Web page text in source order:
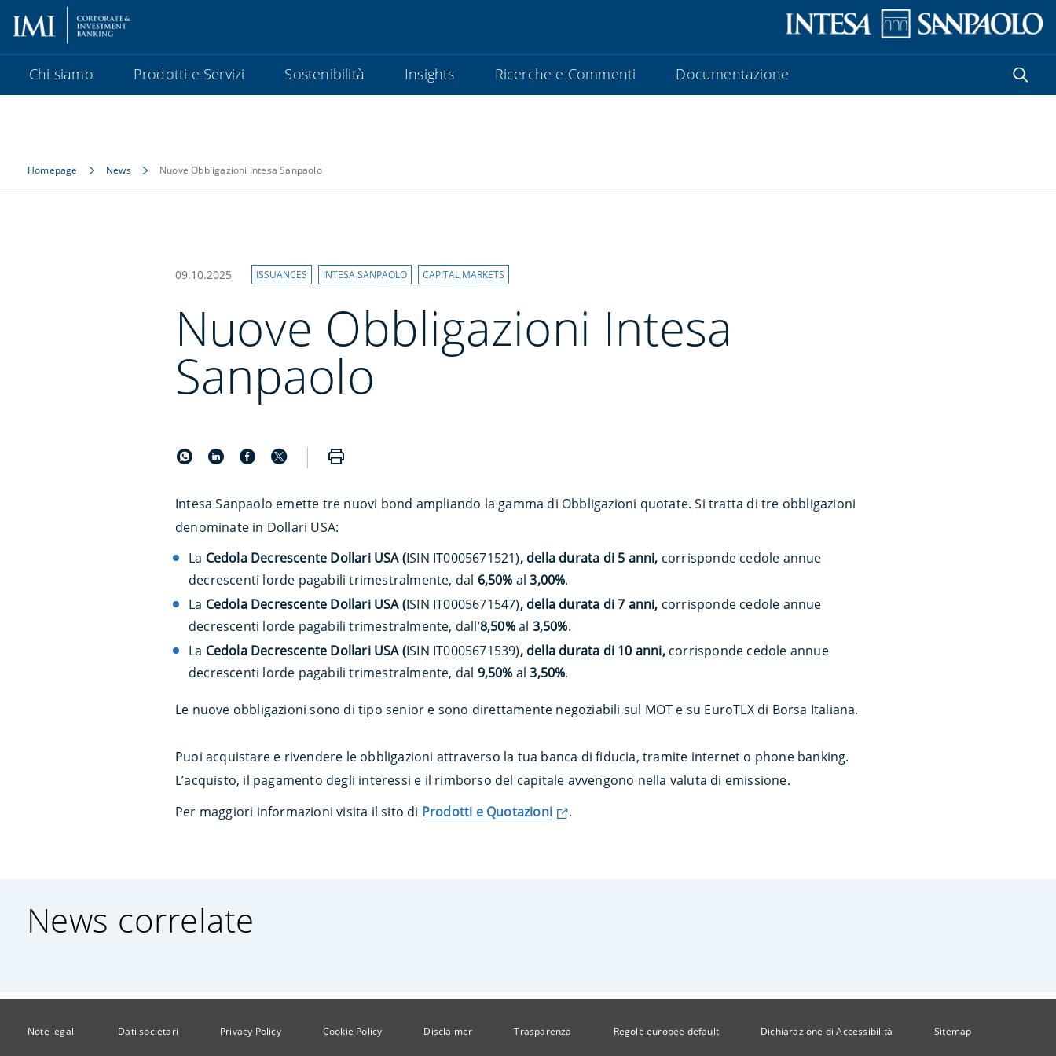
Chi siamo Prodotti e Servizi Sostenibilità Insights Ricerche e Commenti Documentazione
Homepage News Nuove Obbligazioni Intesa Sanpaolo
09.10.2025 ISSUANCES INTESA SANPAOLO CAPITAL MARKETS
Nuove Obbligazioni Intesa
Sanpaolo
Intesa Sanpaolo emette tre nuovi bond ampliando la gamma di Obbligazioni quotate. Si tratta di tre obbligazioni
denominate in Dollari USA:
La Cedola Decrescente Dollari USA (ISIN IT0005671521), della durata di 5 anni, corrisponde cedole annue
decrescenti lorde pagabili trimestralmente, dal 6,50% al3,00%.
La Cedola Decrescente Dollari USA (ISIN IT0005671547), della durata di 7 anni, corrisponde cedole annue
decrescenti lorde pagabili trimestralmente, dall’8,50%al 3,50%.
La Cedola Decrescente Dollari USA (ISIN IT0005671539), della durata di 10 anni, corrisponde cedole annue
decrescenti lorde pagabili trimestralmente, dal 9,50% al3,50%.
Le nuove obbligazioni sono di tipo senior e sono direttamente negoziabili sul MOT e su EuroTLX di Borsa Italiana.
Puoi acquistare e rivendere le obbligazioni attraverso la tua banca di fiducia, tramite internet o phone banking.
L’acquisto, il pagamento degli interessi e il rimborso del capitale avvengono nella valuta di emissione.
Per maggiori informazioni visita il sito di Prodotti e Quotazioni .
News correlate
Note legali Dati societari Privacy Policy Cookie Policy Disclaimer Trasparenza Regole europee default Dichiarazione di Accessibilità Sitemap